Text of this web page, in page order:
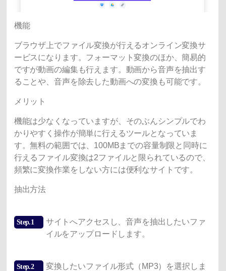
機能
ブラウザ上でファイル変換が行えるオンライン変換サ
ービスになります。フォーマット変換のほか、簡易的
ですが動画の編集も行えます。動画から音声を抽出す
ることや、音声を除去した動画への変換も可能です。
メリット
機能は少なくなっていますが、そのぶんシンプルでわ
かりやすく操作が簡単に行えるツールとなっていま
す。無料の範囲では、100MBまでの容量制限と同時に
行えるファイル変換は2ファイルと限られているので、
頻繁に変換作業をしない方には便利なサイトです。
抽出方法
Step.1
サイトへアクセスし、音声を抽出したいファ
イルをアップロードします。
Step.2
変換したいファイル形式（MP3）を選択しま